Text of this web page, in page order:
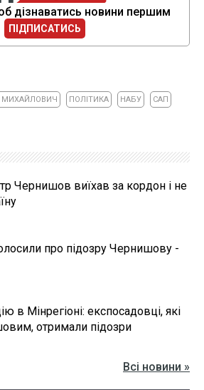
дізнаватись новини першим
ПІДПИСАТИСЬ
МИХАЙЛОВИЧ ПОЛІТИКА НАБУ САП
Чернишов виїхав за кордон і не
про підозру Чернишову -
в Мінрегіоні: експосадовці, які
отримали підозри
Всі новини »